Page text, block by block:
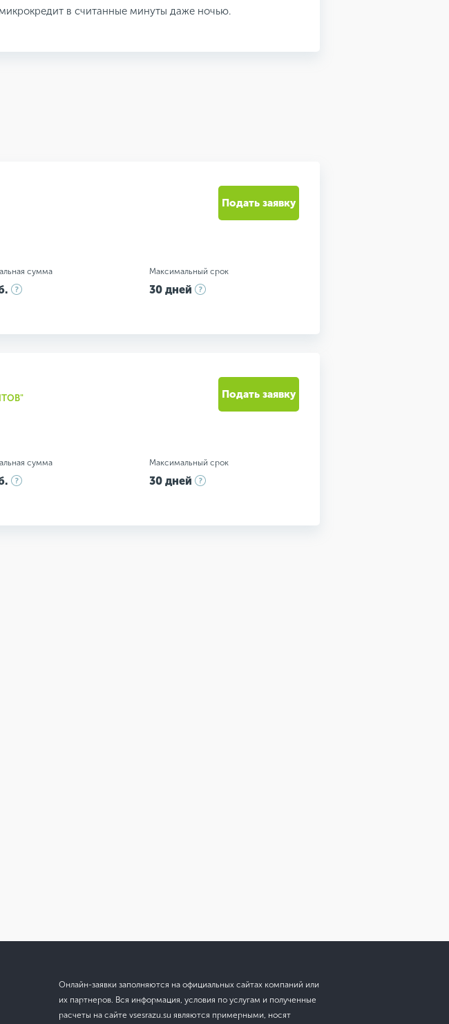
в считанные минуты даже ночью.
сумма Максимальный срок
30 дней
Подать заявку
сумма Максимальный срок
30 дней
Подать заявку
Онлайн-заявки заполняются на официальных сайтах компаний или
их партнеров. Вся информация, условия по услугам и полученные
расчеты на сайте vsesrazu.su являются примерными, носят